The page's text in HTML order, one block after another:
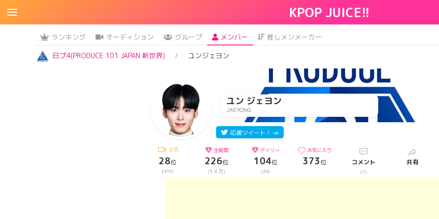
KPOP JUICE!!
ランキング オーディション グループ メンバー
推しメンメーカー
日プ4(PRODUCE 101 JAPAN 新世界)
ユンジェヨン
ユン ジェヨン
JAEYONG
応援ツイート！ 📣
公式
28位
EP10
全期間
226位
(3.4 万)
デイリー
104位
(44)
お気に入り
373位 コメント
(1)
共有